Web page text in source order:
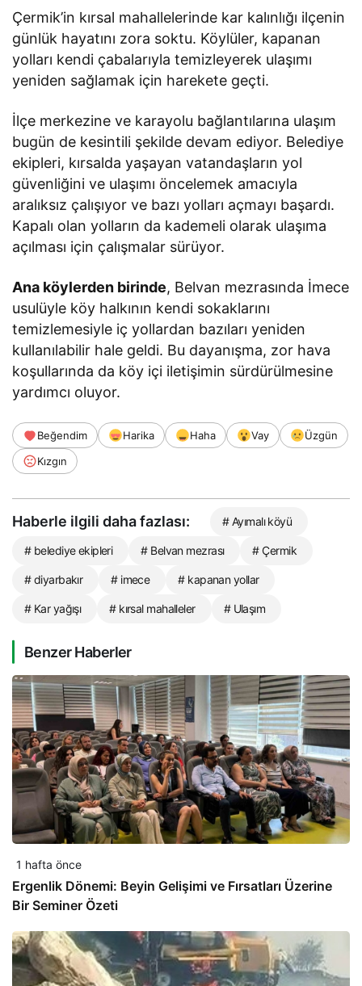
Çermik’in kırsal mahallelerinde kar kalınlığı ilçenin
günlük hayatını zora soktu. Köylüler, kapanan
yolları kendi çabalarıyla temizleyerek ulaşımı
yeniden sağlamak için harekete geçti.
İlçe merkezine ve karayolu bağlantılarına ulaşım
bugün de kesintili şekilde devam ediyor. Belediye
ekipleri, kırsalda yaşayan vatandaşların yol
güvenliğini ve ulaşımı öncelemek amacıyla
aralıksız çalışıyor ve bazı yolları açmayı başardı.
Kapalı olan yolların da kademeli olarak ulaşıma
açılması için çalışmalar sürüyor.
Ana köylerden birinde, Belvan mezrasında İmece
usulüyle köy halkının kendi sokaklarını
temizlemesiyle iç yollardan bazıları yeniden
kullanılabilir hale geldi. Bu dayanışma, zor hava
koşullarında da köy içi iletişimin sürdürülmesine
yardımcı oluyor.
Beğendim Harika Haha Vay
Üzgün
Kızgın
Haberle ilgili daha fazlası: # Ayımalı köyü
# belediye ekipleri # Belvan mezrası # Çermik
# diyarbakır # imece # kapanan yollar
# Kar yağışı # kırsal mahalleler # Ulaşım
Benzer Haberler
1 hafta önce
Ergenlik Dönemi: Beyin Gelişimi ve Fırsatları Üzerine
Bir Seminer Özeti